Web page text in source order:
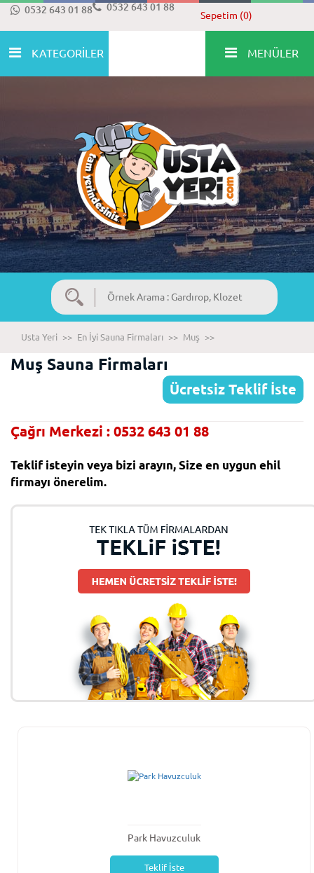
0532 643 01 88 0532 643 01 88
Sepetim (0)
KATEGORİLER MENÜLER
Usta Yeri >> En İyi Sauna Firmaları >> Muş >>
Muş Sauna Firmaları
Ücretsiz Teklif İste
Çağrı Merkezi : 0532 643 01 88
Teklif isteyin veya bizi arayın, Size en uygun ehil
firmayı önerelim.
Park Havuzculuk
Teklif İste